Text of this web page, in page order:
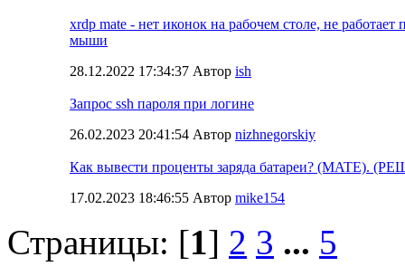
xrdp mate - нет иконок на рабочем столе, не работает
мыши
28.12.2022 17:34:37 Автор ish
Запрос ssh пароля при логине
26.02.2023 20:41:54 Автор nizhnegorskiy
Как вывести проценты заряда батареи? (MATE).
17.02.2023 18:46:55 Автор mike154
Страницы: [1] 2 3 ... 5